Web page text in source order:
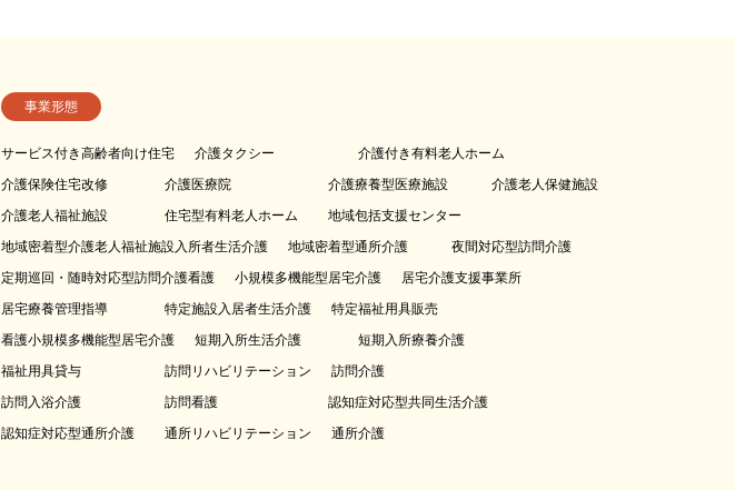
事業形態
サービス付き高齢者向け住宅 介護タクシー
介護付き有料老人ホーム
介護保険住宅改修
介護医療院 介護療養型医療施設
介護老人保健施設
介護老人福祉施設
住宅型有料老人ホーム
地域包括支援センター
地域密着型介護老人福祉施設入所者生活介護
地域密着型通所介護
夜間対応型訪問介護
定期巡回・随時対応型訪問介護看護
小規模多機能型居宅介護
居宅介護支援事業所
居宅療養管理指導
特定施設入居者生活介護
特定福祉用具販売
看護小規模多機能型居宅介護
短期入所生活介護
短期入所療養介護
福祉用具貸与
訪問リハビリテーション
訪問介護
訪問入浴介護
訪問看護
認知症対応型共同生活介護
認知症対応型通所介護
通所リハビリテーション 通所介護